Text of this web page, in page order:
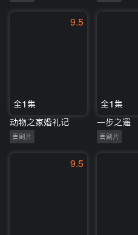
9.5
全1集
动物之家婚礼记
喜剧片
全1集
一步之遥
喜剧片
9.5